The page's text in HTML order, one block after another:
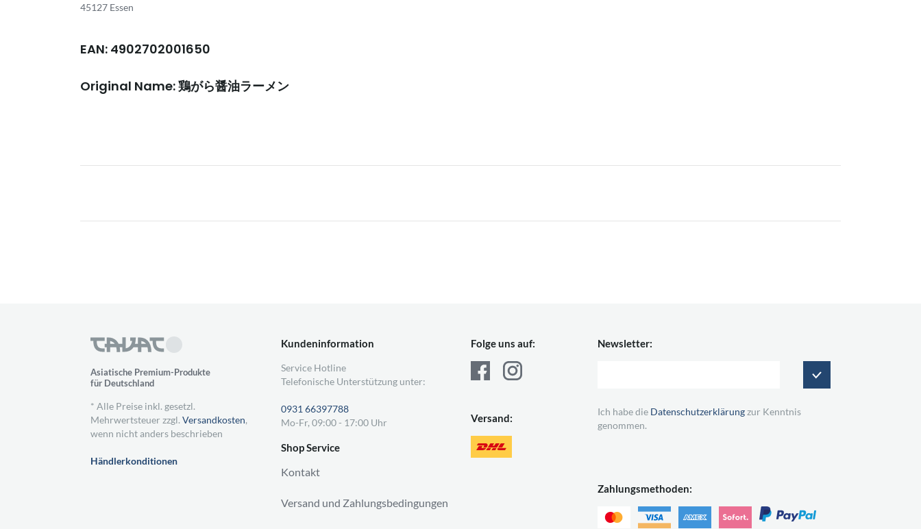
45127 Essen
EAN: 4902702001650
Original Name: 鶏がら醤油ラーメン
Asiatische Premium-Produkte
für Deutschland
* Alle Preise inkl. gesetzl.
Mehrwertsteuer zzgl. Versandkosten,
wenn nicht anders beschrieben
Händlerkonditionen
Kundeninformation
Service Hotline
Telefonische Unterstützung unter:
0931 66397788
Mo-Fr, 09:00 - 17:00 Uhr
Shop Service
Kontakt
Versand und Zahlungsbedingungen
Folge uns auf:
Versand:
Newsletter:
Ich habe die Datenschutzerklärungzur Kenntnis
genommen.
Zahlungsmethoden: